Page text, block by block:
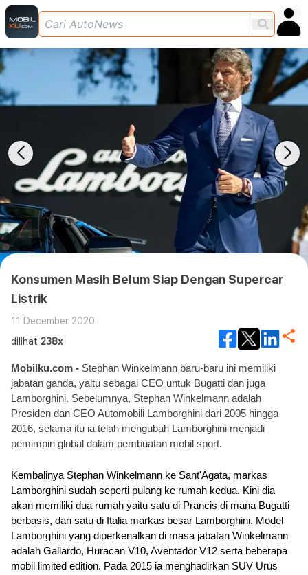
Konsumen Masih Belum Siap Dengan Supercar
Listrik
11 December 2020
dilihat 238x
Mobilku.com - Stephan Winkelmann baru-baru ini memiliki
jabatan ganda, yaitu sebagai CEO untuk Bugatti dan juga
Lamborghini. Sebelumnya, Stephan Winkelmann adalah
Presiden dan CEO Automobili Lamborghini dari 2005 hingga
2016, selama itu ia telah mengubah Lamborghini menjadi
pemimpin global dalam pembuatan mobil sport.
Kembalinya Stephan Winkelmann ke Sant'Agata, markas
Lamborghini sudah seperti pulang ke rumah kedua. Kini dia
akan memiliki dua rumah yaitu satu di Prancis di mana Bugatti
berbasis, dan satu di Italia markas besar Lamborghini. Model
Lamborghini yang diperkenalkan di masa jabatan Winkelmann
adalah Gallardo, Huracan V10, Aventador V12 serta beberapa
mobil limited edition. Pada 2015 ia menghadirkan SUV Urus